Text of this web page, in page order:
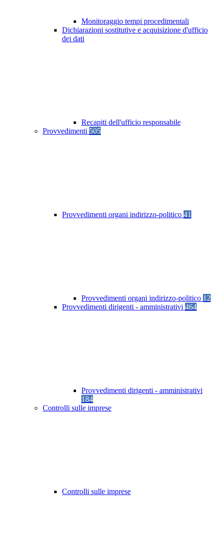
Monitoraggio tempi procedimentali
Dichiarazioni sostitutive e acquisizione d'ufficio
dei dati
Recapiti dell'ufficio responsabile
Provvedimenti 505
Provvedimenti organi indirizzo-politico 41
Provvedimenti organi indirizzo-politico 12
Provvedimenti dirigenti - amministrativi 464
Provvedimenti dirigenti - amministrativi
184
Controlli sulle imprese
Controlli sulle imprese